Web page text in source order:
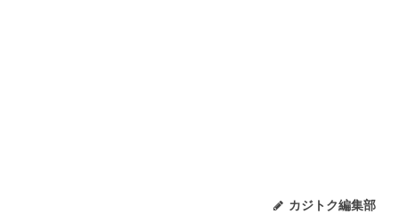
カジトク編集部